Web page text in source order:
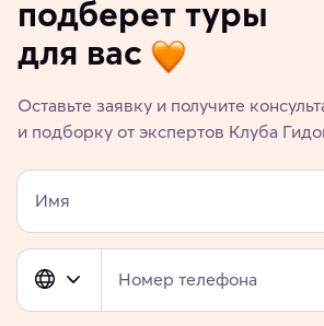
подберет туры
для вас
Оставьте заявку и получите
и подборку от экспертов Клуба
Имя
Номер телефона